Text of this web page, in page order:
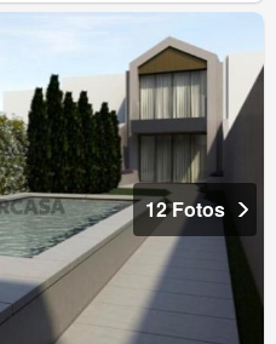
12 Fotos